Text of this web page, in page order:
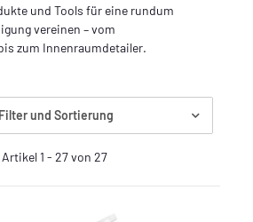
und Tools für eine rundum
vereinen – vom
zum Innenraumdetailer.
Filter und Sortierung
Artikel 1 - 27 von 27